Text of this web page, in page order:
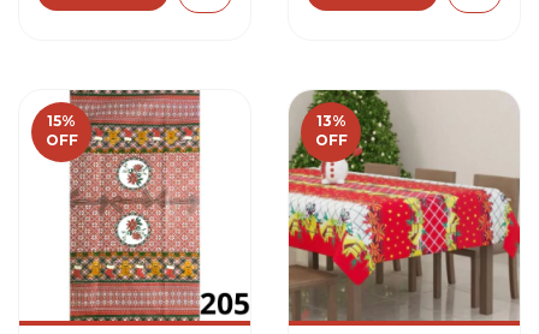
15%
OFF
13%
OFF